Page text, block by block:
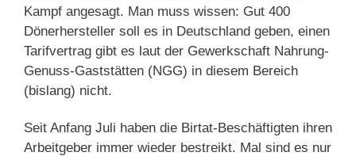
Kampf angesagt. Man muss wissen: Gut 400
Dönerhersteller soll es in Deutschland geben, einen
Tarifvertrag gibt es laut der Gewerkschaft Nahrung-
Genuss-Gaststätten (NGG) in diesem Bereich
(bislang) nicht.
Seit Anfang Juli haben die Birtat-Beschäftigten ihren
Arbeitgeber immer wieder bestreikt. Mal sind es nur